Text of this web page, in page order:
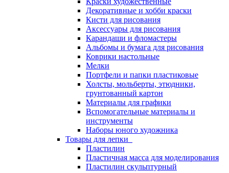
Декоративные и хобби краски
Кисти для рисования
Аксессуары для рисования
Карандаши и фломастеры
Альбомы и бумага для рисования
Коврики настольные
Мелки
Портфели и папки пластиковые
Холсты, мольберты, этюдники,
грунтованный картон
Материалы для графики
Вспомогательные материалы и
инструменты
Наборы юного художника
Товары для лепки
Пластилин
Пластичная масса для моделирования
Пластилин скульптурный